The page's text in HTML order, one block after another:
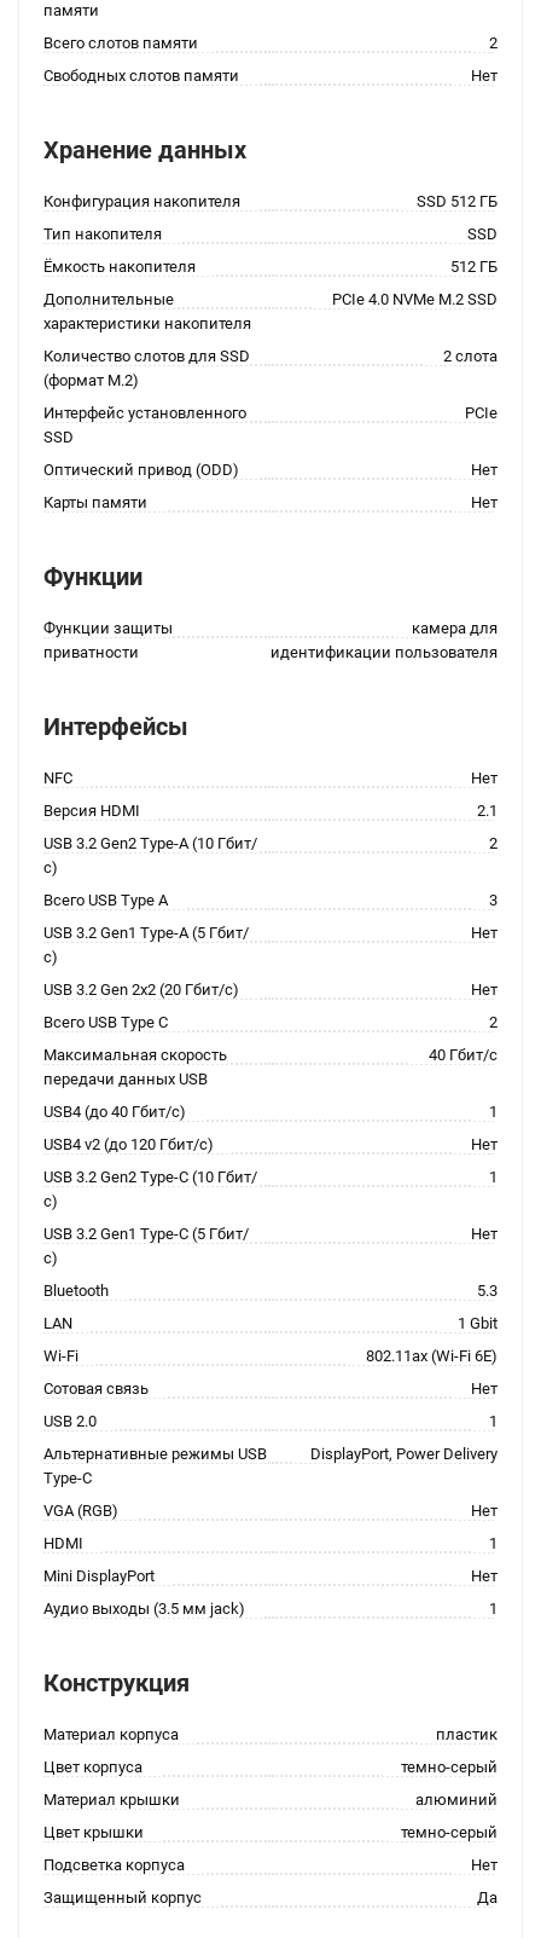
памяти
Всего слотов памяти
2
Свободных слотов памяти
Нет
Хранение данных
Конфигурация накопителя
SSD 512 ГБ
Тип накопителя
SSD
Ёмкость накопителя
512 ГБ
Дополнительные
характеристики накопителя
PCIe 4.0 NVMe M.2 SSD
Количество слотов для SSD
(формат M.2)
2 слота
Интерфейс установленного
SSD
PCIe
Оптический привод (ODD)
Нет
Карты памяти
Нет
Функции
Функции защиты
приватности
камера для
идентификации пользователя
Интерфейсы
NFC
Нет
Версия HDMI
2.1
USB 3.2 Gen2 Type-A (10 Гбит/
с)
2
Всего USB Type A
3
USB 3.2 Gen1 Type-A (5 Гбит/
с)
Нет
USB 3.2 Gen 2x2 (20 Гбит/с)
Нет
Всего USB Type C
2
Максимальная скорость
передачи данных USB
40 Гбит/с
USB4 (до 40 Гбит/с)
1
USB4 v2 (до 120 Гбит/с)
Нет
USB 3.2 Gen2 Type-C (10 Гбит/
с)
1
USB 3.2 Gen1 Type-C (5 Гбит/
с)
Нет
Bluetooth
5.3
LAN
1 Gbit
Wi-Fi
802.11ax (Wi-Fi 6E)
Сотовая связь
Нет
USB 2.0
1
Альтернативные режимы USB
Type-C
DisplayPort, Power Delivery
VGA (RGB)
Нет
HDMI
1
Mini DisplayPort
Нет
Аудио выходы (3.5 мм jack)
1
Конструкция
Материал корпуса
пластик
Цвет корпуса
темно-серый
Материал крышки
алюминий
Цвет крышки
темно-серый
Подсветка корпуса
Нет
Защищенный корпус
Да